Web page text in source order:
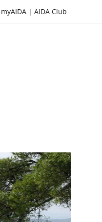
myAIDA | AIDA Club